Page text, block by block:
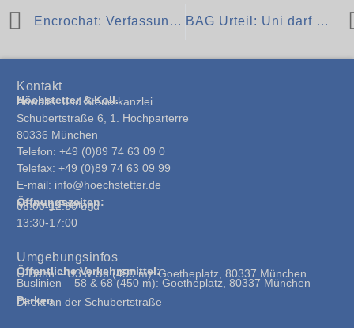
Encrochat: Verfassungsbeschwerde gescheitert BAG Urteil: Uni darf behinderte Bewerber ausschließen
Kontakt
Höchstetter & Koll.
Anwalts- und Steuerkanzlei
Schubertstraße 6, 1. Hochparterre
80336 München
Telefon: +49 (0)89 74 63 09 0
Telefax: +49 (0)89 74 63 09 99
E-mail: info@hoechstetter.de
Öffnungszeiten:
Montag-Freitag:
08:00-12:30 und
13:30-17:00
Umgebungsinfos
Öffentliche Verkehrsmittel:
U-Bahn – U3 & U6 (450 m): Goetheplatz, 80337 München
Buslinien – 58 & 68 (450 m): Goetheplatz, 80337 München
Parken
Direkt an der Schubertstraße